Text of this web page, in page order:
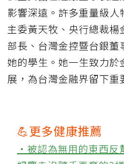
影響深遠。許多重量級人
主委黃天牧、央行總裁楊
部長、台灣金控暨台銀董
她的學生。她一生致力於
展，為台灣金融界留下重
💪更多健康推薦
‧被認為無用的東西反